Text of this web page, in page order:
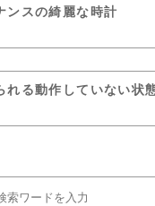
ンスの綺麗な時計
れる動作していない状